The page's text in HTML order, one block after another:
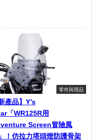
零件與用品
產品】Y’s
「WR125R用
Screen冒險風
！仿拉力塔頭燈防護骨架